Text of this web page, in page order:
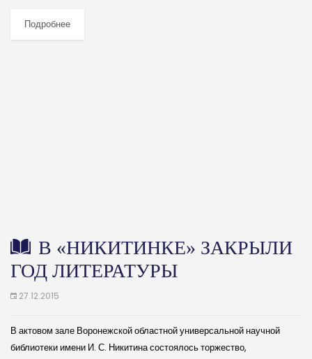
Евгения Титаренко, приуроченный...
Подробнее
В «НИКИТИНКЕ» ЗАКРЫЛИ
ГОД ЛИТЕРАТУРЫ
27.12.2015
В актовом зале Воронежской областной универсальной научной
библиотеки имени И. С. Никитина состоялось торжество,